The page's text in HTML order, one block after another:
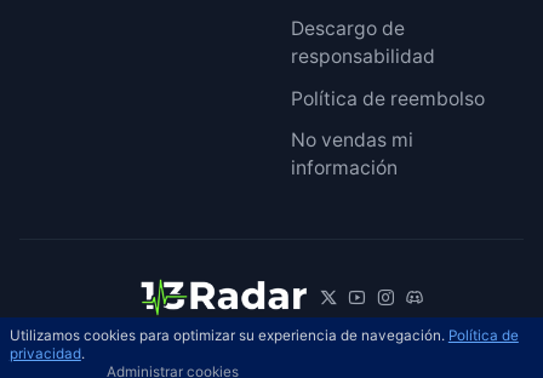
Descargo de
responsabilidad
Política de reembolso
No vendas mi
información
© 2026 13Radar. Reservados todos los
Utilizamos cookies para optimizar su experiencia de navegación. Política de
privacidad.
Administrar cookies